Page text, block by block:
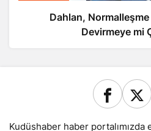
Dahlan, Normalleşme
Devirmeye mi
Kudüshaber haber